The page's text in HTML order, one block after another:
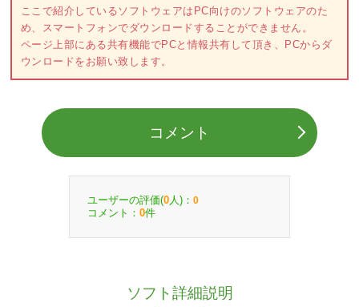
ここで紹介しているソフトウェアはPC向けのソフトウェアのた
め、スマートフォンでダウンロードすることができません。
ページ上部にある共有機能でPCと情報共有して頂き、PCからダ
ウンロードをお願い致します。
コメント
ユーザーの評価(0 人)： 0
コメント： 0件
ソフト詳細説明